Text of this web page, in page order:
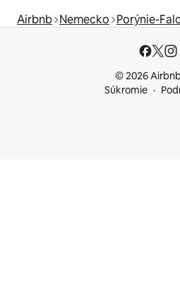
Airbnb Nemecko Porýnie-
© 2026
Súkromie